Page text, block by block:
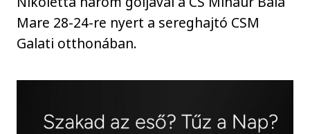
Mare 28-24-re nyert a sereghajtó CSM
Galati otthonában.